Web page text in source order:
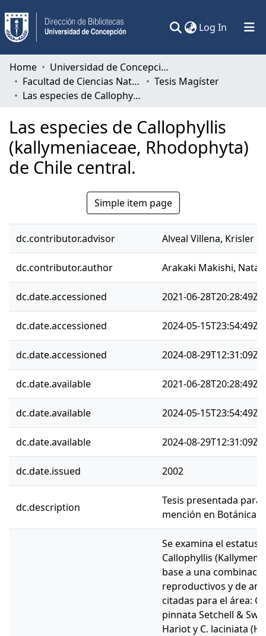
Log In (current)
Communities & Collections
All of DSpace
Home
Universidad de Concepción
Facultad de Ciencias Naturales y Oceanográficas
Tesis Magíster
Las especies de Callophyllis (kallymeniaceae, Rhodophyta) de Chile central.
Las especies de Callophyllis
(kallymeniaceae, Rhodophyta)
de Chile central.
Simple item page
dc.contributor.advisor Alveal Villena, Krisler
dc.contributor.author Arakaki Makishi,
dc.date.accessioned 2021-06-28T20:28:49Z
dc.date.accessioned 2024-05-15T23:54:49Z
dc.date.accessioned 2024-08-29T12:31:09Z
dc.date.available 2021-06-28T20:28:49Z
dc.date.available 2024-05-15T23:54:49Z
dc.date.available 2024-08-29T12:31:09Z
dc.date.issued 2002
dc.description
Tesis presentada
mención en Botánica.
Se examina el estatus
Callophyllis
base a una
reproductivos y de
citadas para el área:
pinnata Setchell &
Hariot y C. laciniata